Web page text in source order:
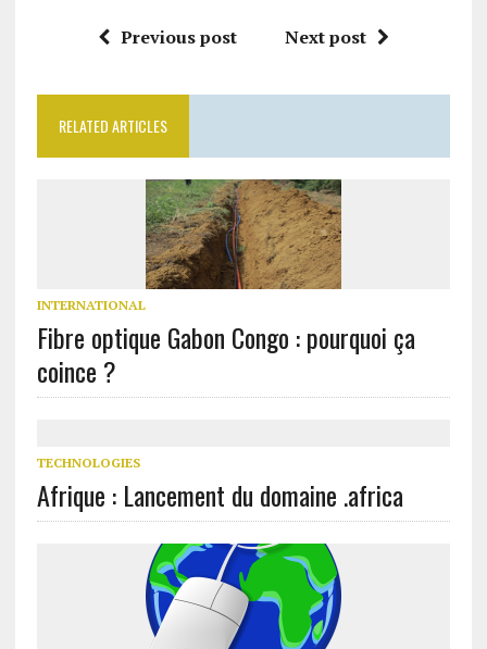
Previous post Next post
RELATED ARTICLES
INTERNATIONAL
Fibre optique Gabon Congo : pourquoi ça
coince ?
TECHNOLOGIES
Afrique : Lancement du domaine .africa